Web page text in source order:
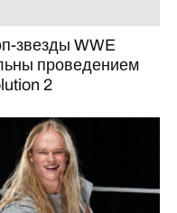
звезды WWE
проведением
2